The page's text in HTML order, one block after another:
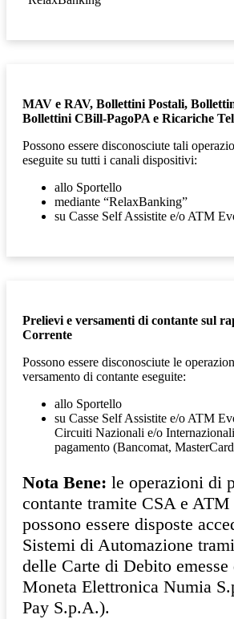
MAV e RAV, Bollettini Postali,
Bollettini CBill-PagoPA e Ricariche
Possono essere disconosciute tali
eseguite su tutti i canali dispositivi:
allo Sportello
mediante “RelaxBanking”
su Casse Self Assistite e/o ATM
Prelievi e versamenti di contante sul
Corrente
Possono essere disconosciute le
versamento di contante eseguite:
allo Sportello
su Casse Self Assistite e/o ATM
Circuiti Nazionali e/o
pagamento (Bancomat,
Nota Bene: le operazioni di
contante tramite CSA e
possono essere disposte
Sistemi di Automazione
delle Carte di Debito
Moneta Elettronica Numia
Pay S.p.A.).